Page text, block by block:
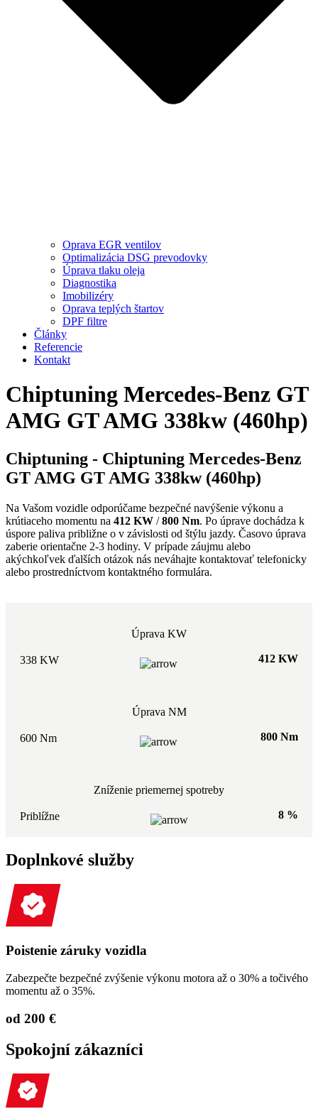
Oprava EGR ventilov
Optimalizácia DSG prevodovky
Úprava tlaku oleja
Diagnostika
Imobilizéry
Oprava teplých štartov
DPF filtre
Články
Referencie
Kontakt
Chiptuning Mercedes-Benz GT
AMG GT AMG 338kw (460hp)
Chiptuning - Chiptuning Mercedes-Benz
GT AMG GT AMG 338kw (460hp)
Na Vašom vozidle odporúčame bezpečné navýšenie výkonu a
krútiaceho momentu na 412 KW /800 Nm. Po úprave dochádza k
úspore paliva približne o v závislosti od štýlu jazdy. Časovo úprava
zaberie orientačne 2-3 hodiny. V prípade záujmu alebo
akýchkoľvek ďalších otázok nás neváhajte kontaktovať telefonicky
alebo prostredníctvom kontaktného formulára.
Úprava KW
338 KW 412 KW
Úprava NM
600 Nm 800 Nm
Zníženie priemernej spotreby
Priblížne 8 %
Doplnkové služby
Poistenie záruky vozidla
Zabezpečte bezpečné zvýšenie výkonu motora až o 30% a točivého
momentu až o 35%.
od 200 €
Spokojní zákazníci